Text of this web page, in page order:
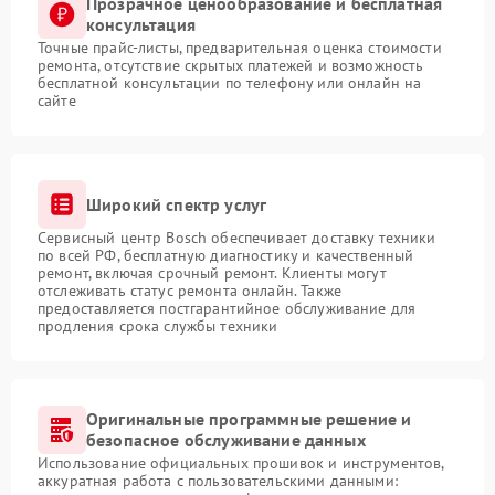
консультация
Точные прайс-листы, предварительная оценка стоимости
ремонта, отсутствие скрытых платежей и возможность
бесплатной консультации по телефону или онлайн на
сайте
Широкий спектр услуг
Сервисный центр Bosch обеспечивает доставку техники
по всей РФ, бесплатную диагностику и качественный
ремонт, включая срочный ремонт. Клиенты могут
отслеживать статус ремонта онлайн. Также
предоставляется постгарантийное обслуживание для
продления срока службы техники
Оригинальные программные решение и
безопасное обслуживание данных
Использование официальных прошивок и инструментов,
аккуратная работа с пользовательскими данными: